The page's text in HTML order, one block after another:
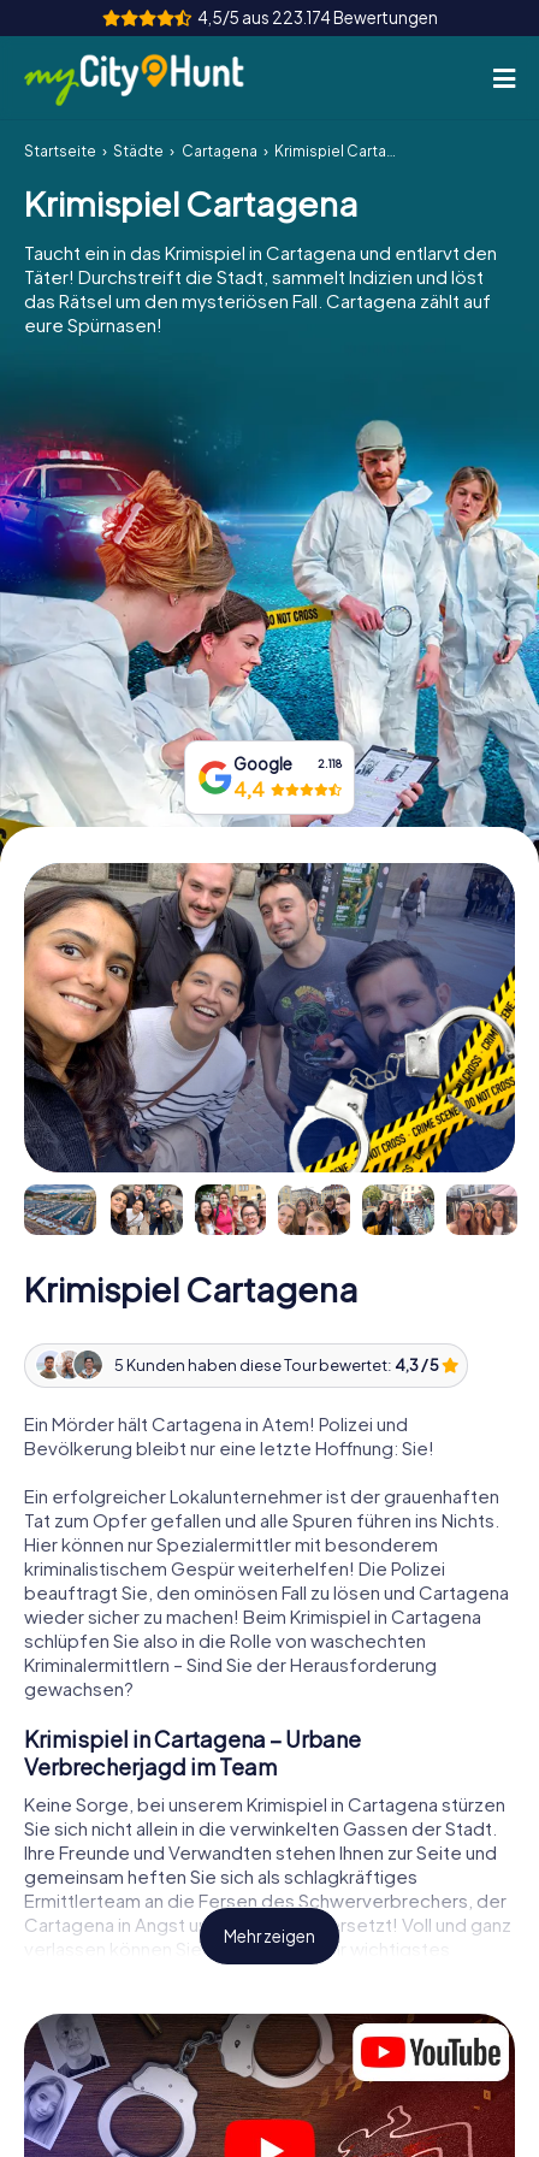
4,5/5 aus 223.174 Bewertungen
So funktioniert's
Städte
Touren
Teamevent
INT AT
ES
IE
IT
NL
Tickets buchen
Gutscheine bestellen
Startseite Städte Cartagena Krimispiel Cartagena
Krimispiel Cartagena
Taucht ein in das Krimispiel in Cartagena und entlarvt den
Täter! Durchstreift die Stadt, sammelt Indizien und löst
das Rätsel um den mysteriösen Fall. Cartagena zählt auf
eure Spürnasen!
Google 2.118
4,4
Krimispiel Cartagena
5 Kunden haben diese Tour bewertet: 4,3 / 5
Ein Mörder hält Cartagena in Atem! Polizei und
Bevölkerung bleibt nur eine letzte Hoffnung: Sie!
Ein erfolgreicher Lokalunternehmer ist der grauenhaften
Tat zum Opfer gefallen und alle Spuren führen ins Nichts.
Hier können nur Spezialermittler mit besonderem
kriminalistischem Gespür weiterhelfen! Die Polizei
beauftragt Sie, den ominösen Fall zu lösen und Cartagena
wieder sicher zu machen! Beim Krimispiel in Cartagena
schlüpfen Sie also in die Rolle von waschechten
Kriminalermittlern – Sind Sie der Herausforderung
gewachsen?
Krimispiel in Cartagena – Urbane
Verbrecherjagd im Team
Keine Sorge, bei unserem Krimispiel in Cartagena stürzen
Sie sich nicht allein in die verwinkelten Gassen der Stadt.
Ihre Freunde und Verwandten stehen Ihnen zur Seite und
gemeinsam heften Sie sich als schlagkräftiges
Ermittlerteam an die Fersen des Schwerverbrechers, der
Cartagena in Angst und Schrecken versetzt! Voll und ganz
verlassen können Sie sich dabei auf Ihr wichtigstes
Ermittlerutensil, Ihr Smartphone. Mittels GPS-Navigation
zahlreichen Schauplätzen in Cartagena, die mit der Tat in
Verbindung stehen, und schließlich zum Mörder. An jedem
Ort knacken Sie knifflige Rätsel und kommen so Stück für
Stück der Lösung des Falls immer näher. Anders als bei
einem klassischen Krimi Dinner in Cartagena bestimmen
also Sie das Geschehen, bewegen sich an der frischen
Mehr zeigen